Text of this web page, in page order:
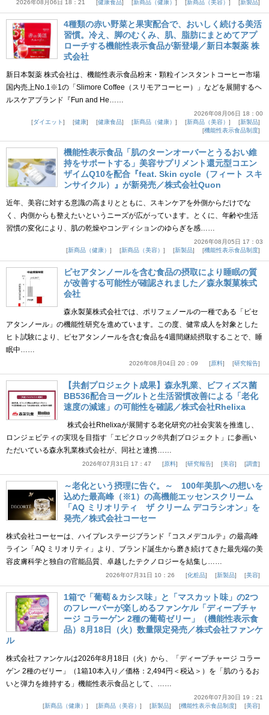
2026年08月06日 18：21 健康食品 新商品（健康） 新商品（美容） 新製品
4種類の赤い野菜と果実配合で、おいしく続ける美活
習慣。冷え、脚のむくみ、肌、脂肪にまとめてアプ
ローチする機能性表示食品が新登場／新日本製薬 株
式会社
新日本製薬 株式会社は、機能性表示食品粉末・顆粒インスタントコーヒー市場
国内売上No.1※1の「Slimore Coffee（スリモアコーヒー）」などを展開するヘ
ルスケアブランド『Fun and He……
2026年08月06日 18：00
ダイエット
健康 健康食品 新商品（健康） 新商品（美容）
新製品
機能性表示食品制度
機能性表示食品「肌のターンオーバーとうるおい維
持をサポートする」美容サプリメント還元型コエン
ザイムQ10を配合『feat. Skin cycle（フィート スキ
ンサイクル）』が新発売／株式会社Quon
近年、美容に対する意識の高まりとともに、スキンケアを外側からだけでな
く、内側からも整えたいというニーズが広がっています。とくに、年齢や生活
習慣の変化により、肌の乾燥やコンディションのゆらぎを感……
2026年08月05日 17：03
新商品（健康）
新商品（美容） 新製品 機能性表示食品制度
ピセアタンノールを含む食品の摂取により睡眠の質
が改善する可能性が確認されました／森永製菓株式
会社
森永製菓株式会社では、ポリフェノールの一種である「ピセ
アタンノール」の機能性研究を進めています。この度、健常成人を対象とした
ヒト試験により、ピセアタンノールを含む食品を4週間継続摂取することで、睡
眠中……
2026年08月04日 20：09 原料 研究報告
【共創プロジェクト成果】森永乳業、ビフィズス菌
BB536配合ヨーグルトと生活習慣改善による「老化
速度の減速」の可能性を確認／株式会社Rhelixa
株式会社Rhelixaが展開する老化研究の社会実装を推進し、
ロンジェビティの実現を目指す「エピクロック®共創プロジェクト」に参画い
ただいている森永乳業株式会社が、同社と連携……
2026年07月31日 17：47 原料 研究報告 美容 調査
～老化という摂理に告ぐ。～ 100年美肌への想いを
込めた最高峰（※1）の高機能エッセンスクリーム
「AQ ミリオリティ ザ クリーム デコラシオン」を
発売／株式会社コーセー
株式会社コーセーは、ハイプレステージブランド『コスメデコルテ』の最高峰
ライン「AQ ミリオリティ」より、ブランド誕生から磨き続けてきた最先端の美
容皮膚科学と独自の官能品質、卓越したテクノロジーを結集し……
2026年07月31日 10：26 化粧品 新製品 美容
1箱で「葡萄＆カシス味」と「マスカット味」の2つ
のフレーバーが楽しめるファンケル「ディープチャ
ージ コラーゲン 2種の葡萄ゼリー」（機能性表示食
品）8月18日（火）数量限定発売／株式会社ファンケ
ル
株式会社ファンケルは2026年8月18日（火）から、「ディープチャージ コラー
ゲン 2種のゼリー」（1箱10本入り／価格：2,494円＜税込＞）を「肌のうるお
いと弾力を維持する」機能性表示食品として、……
2026年07月30日 19：21
新商品（健康）
新商品（美容） 新製品 機能性表示食品制度 美容